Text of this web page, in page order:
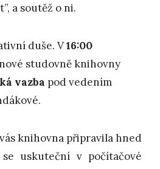
a soutěž o ni.
duše. V16:00
studovně knihovny
vazba pod vedením
knihovna připravila hned
uskuteční v počítačové